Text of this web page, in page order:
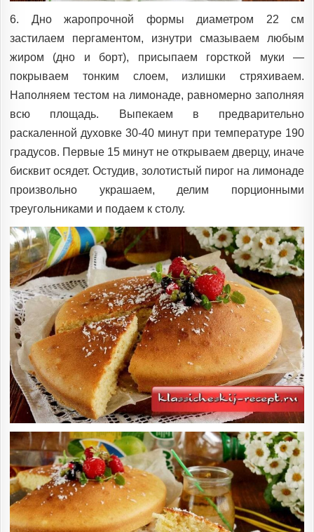
6. Дно жаропрочной формы диаметром 22 см
застилаем пергаментом, изнутри смазываем любым
жиром (дно и борт), присыпаем горсткой муки —
покрываем тонким слоем, излишки стряхиваем.
Наполняем тестом на лимонаде, равномерно заполняя
всю площадь. Выпекаем в предварительно
раскаленной духовке 30-40 минут при температуре 190
градусов. Первые 15 минут не открываем дверцу, иначе
бисквит осядет. Остудив, золотистый пирог на лимонаде
произвольно украшаем, делим порционными
треугольниками и подаем к столу.